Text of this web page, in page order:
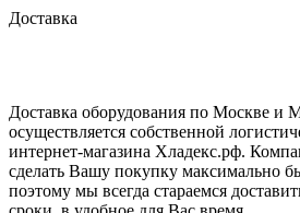
Доставка
Доставка оборудования по Москве и
осуществляется собственной
интернет-магазина Хладекс.рф.
сделать Вашу покупку максимально
поэтому мы всегда стараемся